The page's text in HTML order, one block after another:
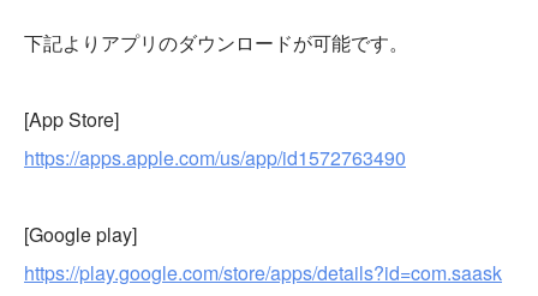
下記よりアプリのダウンロードが可能です。
[App Store]
https://apps.apple.com/us/app/id1572763490
[Google play]
https://play.google.com/store/apps/details?id=com.saask